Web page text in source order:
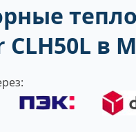
CLH50L в